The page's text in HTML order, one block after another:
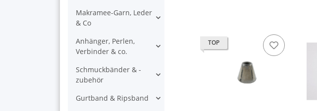
TOP
Makramee-Garn, Leder
& Co
Anhänger, Perlen,
Verbinder & co.
Schmuckbänder & -
zubehör
Gurtband & Ripsband